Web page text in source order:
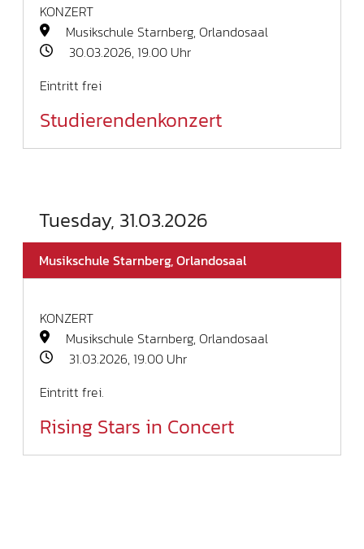
KONZERT
Musikschule Starnberg, Orlandosaal
30.03.2026, 19.00 Uhr
Eintritt frei
Studierendenkonzert
Tuesday, 31.03.2026
Musikschule Starnberg, Orlandosaal
KONZERT
Musikschule Starnberg, Orlandosaal
31.03.2026, 19.00 Uhr
Eintritt frei.
Rising Stars in Concert